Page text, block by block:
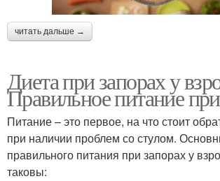
читать дальше →
Диета при запорах у
Правильное питание
Питание – это первое, на что стоит
при наличии проблем со стулом.
правильного питания при запорах у
таковы: